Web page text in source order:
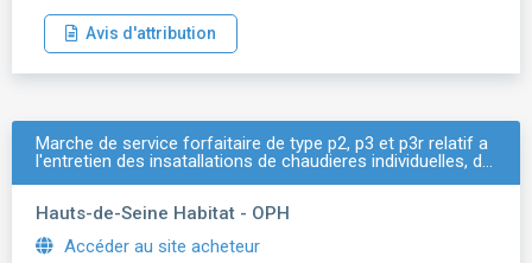
Avis d'attribution
Marche de service forfaitaire de type p2, p3 et p3r relatif a
l'entretien des insatallations de chaudieres individuelles, d…
Hauts-de-Seine Habitat - OPH
Accéder au site acheteur